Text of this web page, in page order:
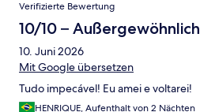
Verifizierte Bewertung
10/10 – Außergewöhnlich
10. Juni 2026
Mit Google übersetzen
Tudo impecável! Eu amei e voltarei!
HENRIQUE, Aufenthalt von 2 Nächten